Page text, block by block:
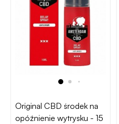
Original CBD środek na
opóźnienie wytrysku - 15